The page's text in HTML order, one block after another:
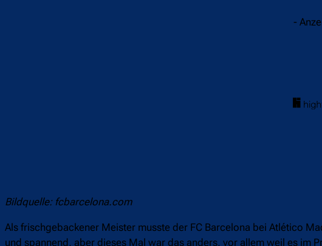
-
Bildquelle: fcbarcelona.com
Als frischgebackener Meister musste der FC Barcelona bei Atlético
und spannend, aber dieses Mal war das anders, vor allem weil es im